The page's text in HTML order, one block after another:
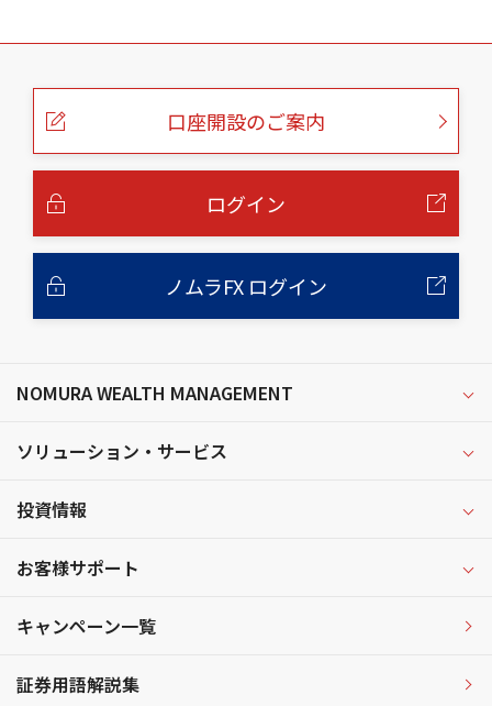
こ
口座開設のご案内
ログイン
ノムラFX ログイン
NOMURA WEALTH MANAGEMENT
ソリューション・サービス
投資情報
お客様サポート
キャンペーン一覧
証券用語解説集